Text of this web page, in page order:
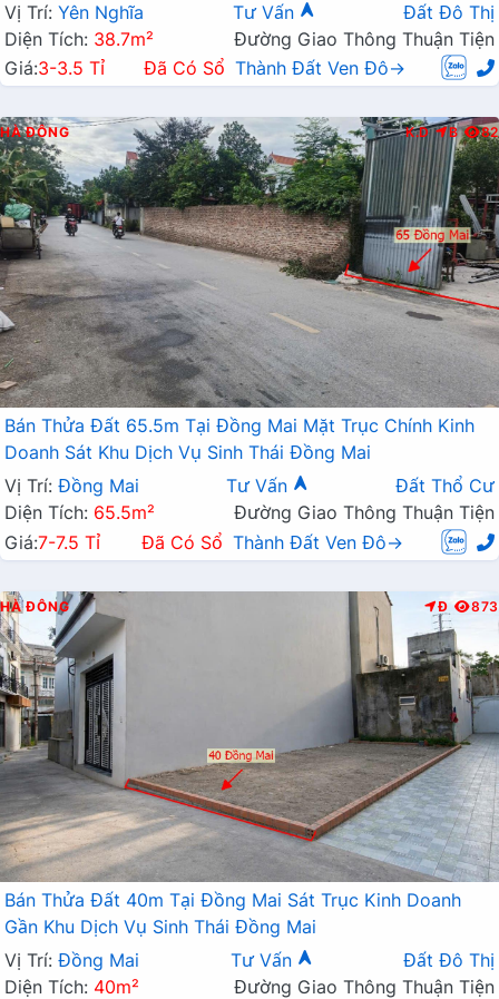
Vị Trí: Yên Nghĩa Tư Vấn
Đất Đô Thị
Diện Tích: 38.7m²
Đường Giao Thông Thuận Tiện
Giá:3-3.5 Tỉ Đã Có Sổ Thành Đất Ven Đô→
HÀ ĐÔNG K.D B 82
Bán Thửa Đất 65.5m Tại Đồng Mai Mặt Trục Chính Kinh
Doanh Sát Khu Dịch Vụ Sinh Thái Đồng Mai
Vị Trí: Đồng Mai Tư Vấn
Đất Thổ Cư
Diện Tích: 65.5m²
Đường Giao Thông Thuận Tiện
Giá:7-7.5 Tỉ Đã Có Sổ Thành Đất Ven Đô→
HÀ ĐÔNG Đ 873
Bán Thửa Đất 40m Tại Đồng Mai Sát Trục Kinh Doanh
Gần Khu Dịch Vụ Sinh Thái Đồng Mai
Vị Trí: Đồng Mai Tư Vấn
Đất Đô Thị
Diện Tích: 40m²
Đường Giao Thông Thuận Tiện